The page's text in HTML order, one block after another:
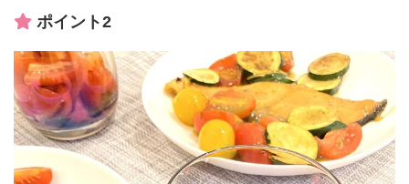
ポイント2